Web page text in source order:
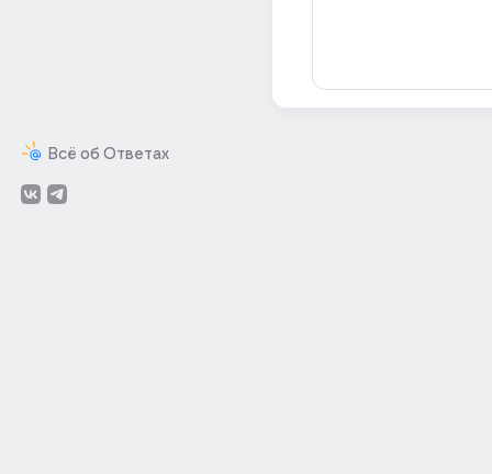
Всё об Ответах